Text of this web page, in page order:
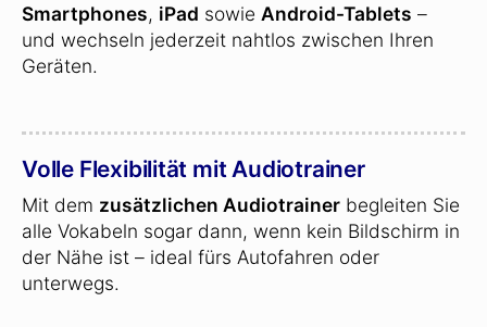
Smartphones, iPad sowie Android-Tablets –
und wechseln jederzeit nahtlos zwischen Ihren
Geräten.
Volle Flexibilität mit Audiotrainer
Mit dem zusätzlichen Audiotrainer begleiten Sie
alle Vokabeln sogar dann, wenn kein Bildschirm in
der Nähe ist – ideal fürs Autofahren oder
unterwegs.